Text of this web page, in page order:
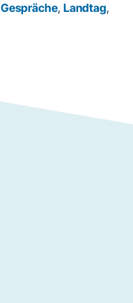
Gespräche, Landtag,